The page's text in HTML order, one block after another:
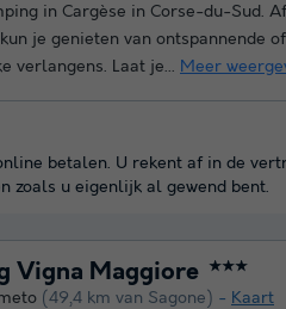
in Cargèse in Corse-du-Sud.
je genieten van ontspannende of
verlangens. Laat je... Meer
Vigna Maggiore ★★★
(49,4 km van Sagone)
Kaart
betalen. U rekent af in de
zoals u eigenlijk al gewend bent.